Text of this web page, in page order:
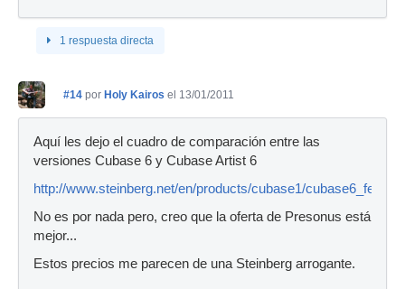
1 respuesta directa
#14 por Holy Kairos el 13/01/2011
Aquí les dejo el cuadro de comparación entre las
versiones Cubase 6 y Cubase Artist 6
http://www.steinberg.net/en/products/cubase1/
No es por nada pero, creo que la oferta de Presonus está
mejor...
Estos precios me parecen de una Steinberg arrogante.